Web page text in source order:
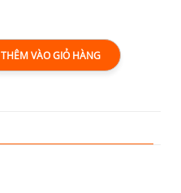
THÊM VÀO GIỎ HÀNG